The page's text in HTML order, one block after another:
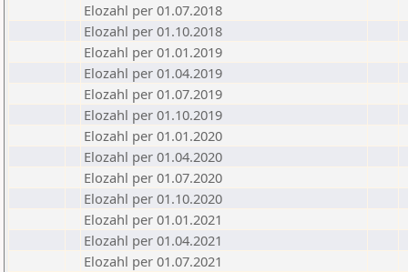
Elozahl per 01.07.2018
Elozahl per 01.10.2018
Elozahl per 01.01.2019
Elozahl per 01.04.2019
Elozahl per 01.07.2019
Elozahl per 01.10.2019
Elozahl per 01.01.2020
Elozahl per 01.04.2020
Elozahl per 01.07.2020
Elozahl per 01.10.2020
Elozahl per 01.01.2021
Elozahl per 01.04.2021
Elozahl per 01.07.2021